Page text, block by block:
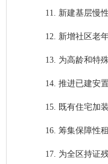
11. 新建基层慢
12. 新增社区老
13. 为高龄和特
14. 推进已建安
15. 既有住宅加
16. 筹集保障性
17. 为全区持证